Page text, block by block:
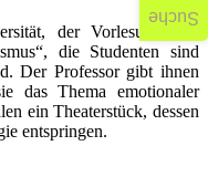
der Vorlesungsstoff
die Studenten sind
Der Professor gibt ihnen
das Thema emotionaler
ein Theaterstück, dessen
entspringen.
Suche